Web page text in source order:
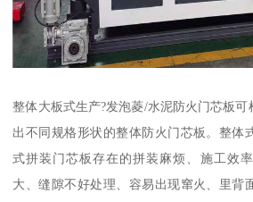
整体大板式生产?发泡菱/水泥防火门芯板
出不同规格形状的整体防火门芯板。整体
式拼装门芯板存在的拼装麻烦、施工效
大、缝隙不好处理、容易出现窜火、里背